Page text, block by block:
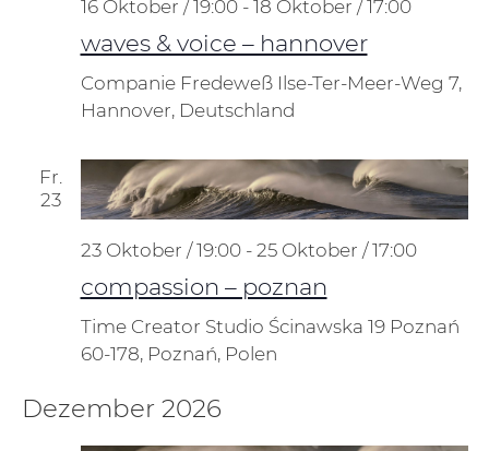
waves & voice – hannover
16 Oktober / 19:00- 18 Oktober / 17:00
Companie Fredeweß Ilse-Ter-Meer-Weg 7,
Hannover, Deutschland
Fr.
23
compassion – poznan
23 Oktober / 19:00- 25 Oktober / 17:00
Time Creator Studio Ścinawska 19 Poznań
60-178, Poznań, Polen
Dezember 2026